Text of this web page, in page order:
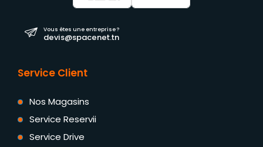
Vous êtes une entreprise ?
devis@spacenet.tn
Service Client
Nos Magasins
Service Reservii
Service Drive